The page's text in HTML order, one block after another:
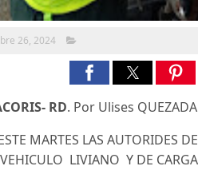
26, 2024
RD. Por Ulises
MARTES LAS AUTORIDES
LIVIANO Y DE